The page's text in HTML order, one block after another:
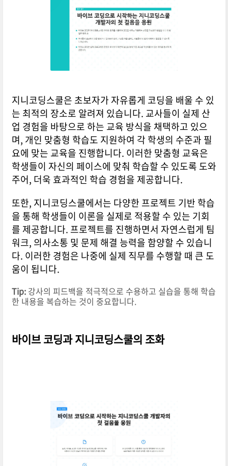
지니코딩스쿨은 초보자가 자유롭게 코딩을 배울 수 있
는 최적의 장소로 알려져 있습니다. 교사들이 실제 산
업 경험을 바탕으로 하는 교육 방식을 채택하고 있으
며, 개인 맞춤형 학습도 지원하여 각 학생의 수준과 필
요에 맞는 교육을 진행합니다. 이러한 맞춤형 교육은
학생들이 자신의 페이스에 맞춰 학습할 수 있도록 도와
주어, 더욱 효과적인 학습 경험을 제공합니다.
또한, 지니코딩스쿨에서는 다양한 프로젝트 기반 학습
을 통해 학생들이 이론을 실제로 적용할 수 있는 기회
를 제공합니다. 프로젝트를 진행하면서 자연스럽게 팀
워크, 의사소통 및 문제 해결 능력을 함양할 수 있습니
다. 이러한 경험은 나중에 실제 직무를 수행할 때 큰 도
움이 됩니다.
Tip:강사의 피드백을 적극적으로 수용하고 실습을 통해 학습
한 내용을 복습하는 것이 중요합니다.
바이브 코딩과 지니코딩스쿨의 조화